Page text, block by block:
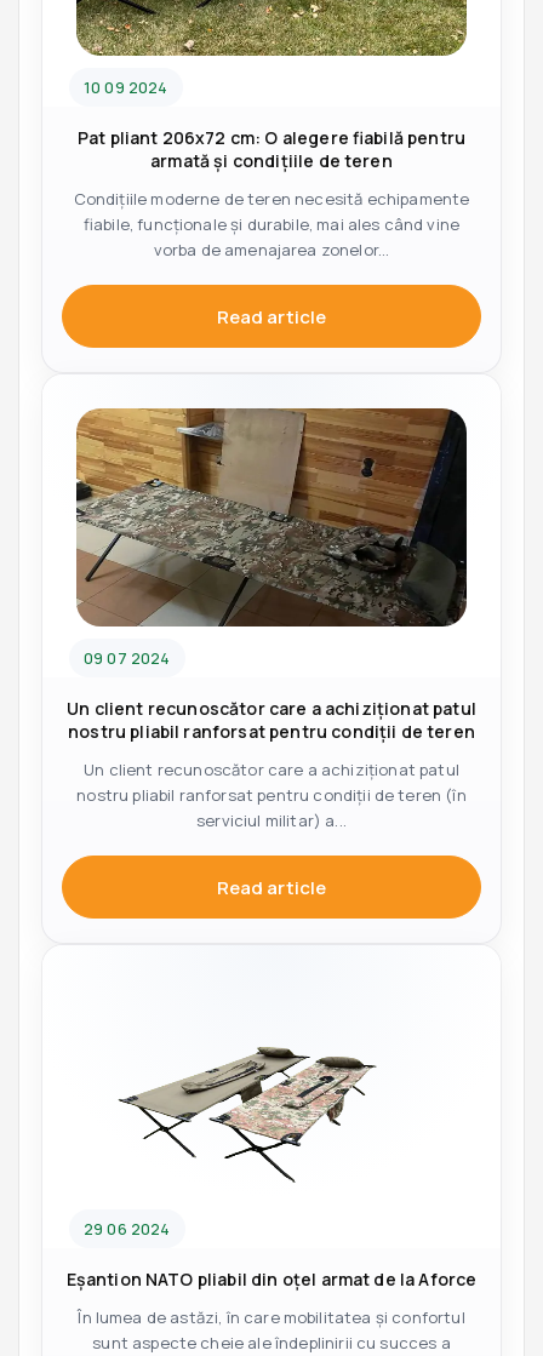
10 09 2024
Pat pliant 206x72 cm: O alegere fiabilă pentru
armată și condițiile de teren
Condițiile moderne de teren necesită echipamente
fiabile, funcționale și durabile, mai ales când vine
vorba de amenajarea zonelor...
Read article
09 07 2024
Un client recunoscător care a achiziționat patul
nostru pliabil ranforsat pentru condiții de teren
Un client recunoscător care a achiziționat patul
nostru pliabil ranforsat pentru condiții de teren (în
serviciul militar) a...
Read article
29 06 2024
Eșantion NATO pliabil din oțel armat de la Aforce
În lumea de astăzi, în care mobilitatea și confortul
sunt aspecte cheie ale îndeplinirii cu succes a